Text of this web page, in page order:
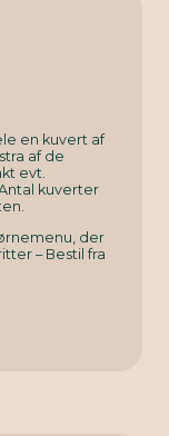
en kuvert af
af de
evt.
kuverter
der
– Bestil fra